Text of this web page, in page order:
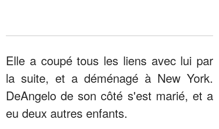
Elle a coupé tous les liens avec lui par
la suite, et a déménagé à New York.
DeAngelo de son côté s'est marié, et a
eu deux autres enfants.